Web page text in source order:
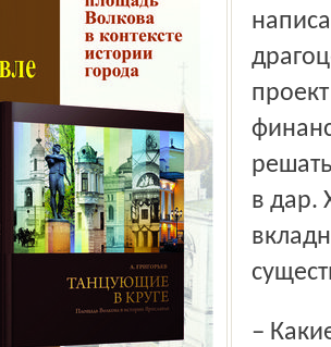
в дар.
–